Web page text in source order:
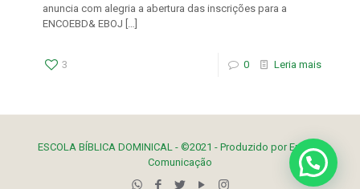
anuncia com alegria a abertura das inscrições para a
ENCOEBD& EBOJ […]
3 0 Leria mais
ESCOLA BÍBLICA DOMINICAL - ©2021 - Produzido porEnfock
Comunicação